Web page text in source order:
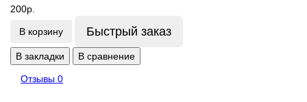
200р.
В корзину Быстрый заказ
В закладки В сравнение
Отзывы 0